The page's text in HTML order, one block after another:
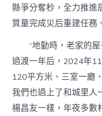
縣爭分奪秒，全力推進
質量完成災后重建任務
“地動時，老家的
過渡一年后，2024年
120平方米、三室一廳
我們也過上了和城里人
楊昌友一樣，年夜多數